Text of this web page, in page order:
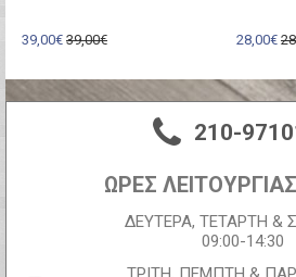
39,00€ 39,00€ 28,00€
210-
ΩΡΕΣ
ΔΕΥΤΕΡΑ, ΤΕΤΑΡΤΗ &
09:00-14:30